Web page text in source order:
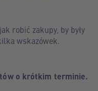
robić zakupy, by były
wskazówek.
o krótkim terminie.